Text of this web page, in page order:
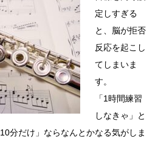
定しすぎる
と、脳が拒否
反応を起こし
てしまいま
す。
「1時間練習
しなきゃ」と
10分だけ」ならなんとかなる気がしま